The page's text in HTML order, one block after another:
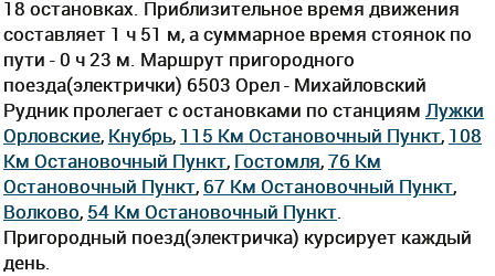
18 остановках. Приблизительное время движения
составляет 1 ч 51 м, а суммарное время стоянок по
пути - 0 ч 23 м. Маршрут пригородного
поезда(электрички) 6503 Орел - Михайловский
Рудник пролегает c остановками по станциям Лужки
Орловские, Кнубрь, 115 Км Остановочный Пункт, 108
Км Остановочный Пункт, Гостомля,76 Км
Остановочный Пункт, 67 Км Остановочный Пункт,
Волково, 54 Км Остановочный Пункт
Пригородный поезд(электричка) курсирует каждый
день.